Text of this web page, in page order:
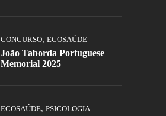
CONCURSO, ECOSAÚDE
João Taborda Portuguese
Memorial 2025
ECOSAÚDE, PSICOLOGIA